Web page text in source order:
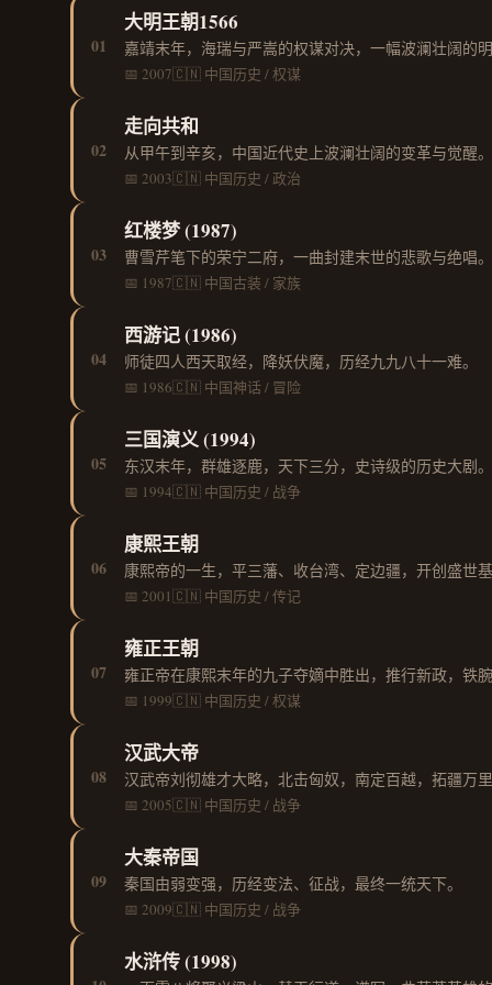
01
大明王朝1566
嘉靖末年，海瑞与严嵩的权谋对决，一幅波澜壮阔的明
📅 2007🇨🇳 中国历史 / 权谋
02
走向共和
从甲午到辛亥，中国近代史上波澜壮阔的变革与觉醒。
📅 2003🇨🇳 中国历史 / 政治
03
红楼梦 (1987)
曹雪芹笔下的荣宁二府，一曲封建末世的悲歌与绝唱。
📅 1987🇨🇳 中国古装 / 家族
04
西游记 (1986)
师徒四人西天取经，降妖伏魔，历经九九八十一难。
📅 1986🇨🇳 中国神话 / 冒险
05
三国演义 (1994)
东汉末年，群雄逐鹿，天下三分，史诗级的历史大剧。
📅 1994🇨🇳 中国历史 / 战争
06
康熙王朝
康熙帝的一生，平三藩、收台湾、定边疆，开创盛世基
📅 2001🇨🇳 中国历史 / 传记
07
雍正王朝
雍正帝在康熙末年的九子夺嫡中胜出，推行新政，铁腕
📅 1999🇨🇳 中国历史 / 权谋
08
汉武大帝
汉武帝刘彻雄才大略，北击匈奴，南定百越，拓疆万里
📅 2005🇨🇳 中国历史 / 战争
09
大秦帝国
秦国由弱变强，历经变法、征战，最终一统天下。
📅 2009🇨🇳 中国历史 / 战争
水浒传 (1998)